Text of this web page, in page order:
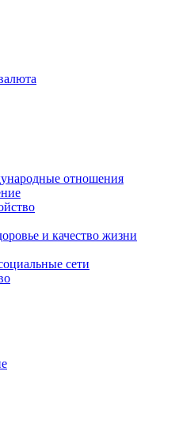
отношения
и качество жизни
сети